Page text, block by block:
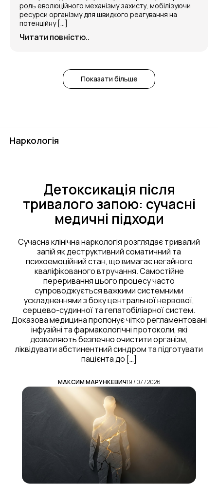
роль еволюційного механізму захисту, мобілізуючи
ресурси організму для швидкого реагування на
потенційну […]
Читати повністю..
Показати більше
Наркологія
Детоксикація після
тривалого запою: сучасні
медичні підходи
Сучасна клінічна наркологія розглядає тривалий
запій як деструктивний соматичний та
психоемоційний стан, що вимагає негайного
кваліфікованого втручання. Самостійне
переривання цього процесу часто
супроводжується важкими системними
ускладненнями з боку центральної нервової,
серцево-судинної та гепатобіліарної систем.
Доказова медицина пропонує чітко регламентовані
інфузійні та фармакологічні протоколи, які
дозволяють безпечно очистити організм,
ліквідувати абстинентний синдром та підготувати
пацієнта до […]
МАКСИМ МАРУНКЕВИЧ19 / 07 / 2026